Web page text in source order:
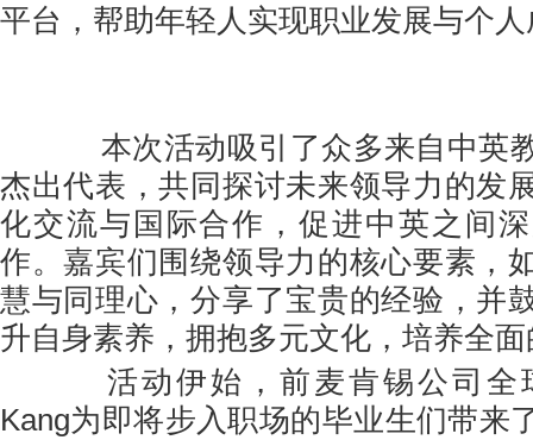
平台，帮助年轻人实现职业发展与个
本次活动吸引了众多来自中英
杰出代表，共同探讨未来领导力的发
化交流与国际合作，促进中英之间
作。嘉宾们围绕领导力的核心要素，
慧与同理心，分享了宝贵的经验，并
升自身素养，拥抱多元文化，培养全
活动伊始，前麦肯锡公司全
Kang为即将步入职场的毕业生们带来